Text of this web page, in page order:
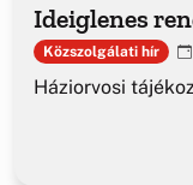
Ideiglenes
Közszolgálati hír
Háziorvosi